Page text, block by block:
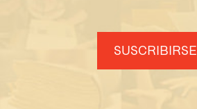
SUSCRIBIRSE